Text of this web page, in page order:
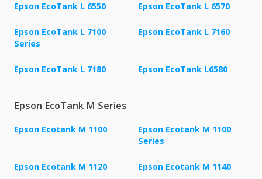
Epson EcoTank L 6550 Epson EcoTank L 6570
Epson EcoTank L 7100
Series
Epson EcoTank L 7160
Epson EcoTank L 7180 Epson EcoTank L6580
Epson EcoTank M Series
Epson Ecotank M 1100
Epson Ecotank M 1100
Series
Epson Ecotank M 1120 Epson Ecotank M 1140